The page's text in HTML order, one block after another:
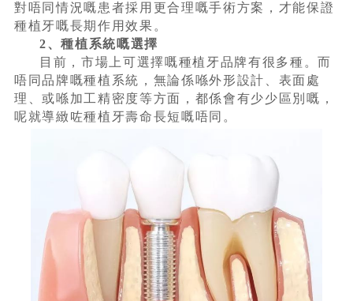
對唔同情況嘅患者採用更合理嘅手術方案，才能保證
種植牙嘅長期作用效果。
2、種植系統嘅選擇
目前，市場上可選擇嘅種植牙品牌有很多種。而
唔同品牌嘅種植系統，無論係喺外形設計、表面處
理、或喺加工精密度等方面，都係會有少少區別嘅，
呢就導緻咗種植牙壽命長短嘅唔同。